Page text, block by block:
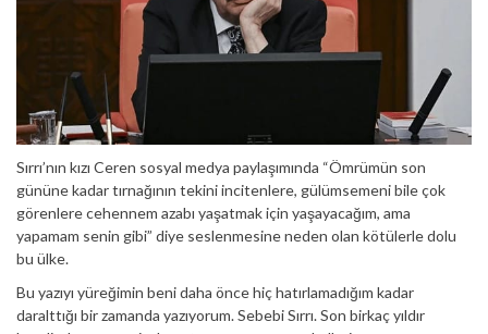
Sırrı’nın kızı Ceren sosyal medya paylaşımında “Ömrümün son
gününe kadar tırnağının tekini incitenlere, gülümsemeni bile çok
görenlere cehennem azabı yaşatmak için yaşayacağım, ama
yapamam senin gibi” diye seslenmesine neden olan kötülerle dolu
bu ülke.
Bu yazıyı yüreğimin beni daha önce hiç hatırlamadığım kadar
daralttığı bir zamanda yazıyorum. Sebebi Sırrı. Son birkaç yıldır